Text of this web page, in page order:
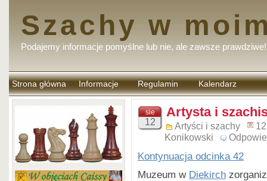
Szachy w
Podajemy informacje pomyślne lub nie, ale zawsze prawdziwe!
Strona główna Informacje Regulamin
komentarzy
Kalendarz
sie
12
Artysta i
Artyści i szachy
Konikowski
Kontynuacja odcinka 42
Muzeum w Diekirch